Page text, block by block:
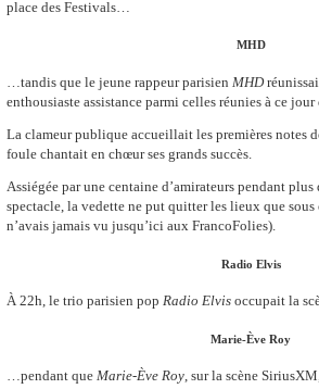
place des Festivals…
MHD
…tandis que le jeune rappeur parisien MHD
enthousiaste assistance parmi celles réunies à ce jour
La clameur publique accueillait les premières notes
foule chantait en chœur ses grands succès.
Assiégée par une centaine d’amirateurs pendant
spectacle, la vedette ne put quitter les lieux que
n’avais jamais vu jusqu’ici aux FrancoFolies).
Radio Elvis
À 22h, le trio parisien pop Radio Elvis occupait la
Marie-Ève Roy
…pendant que Marie-Ève Roy, sur la scène